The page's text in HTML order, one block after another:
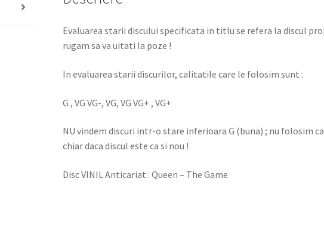
Evaluarea starii discului specificata in titlu se refera la discul
rugam sa va uitati la poze !
In evaluarea starii discurilor, calitatile care le folosim sunt :
G , VG VG-, VG, VG VG+ , VG+
NU vindem discuri intr-o stare inferioara G (buna) ; nu folosim
chiar daca discul este ca si nou !
Disc VINIL Anticariat : Queen – The Game